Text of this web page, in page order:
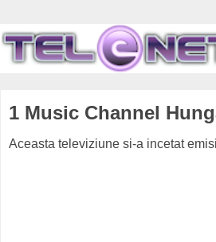
1 Music Channel
Aceasta televiziune si-a incetat